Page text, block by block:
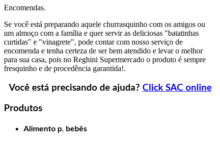
Encomendas.
Se você está preparando aquele churrasquinho com os amigos ou
um almoço com a família e quer servir as deliciosas "batatinhas
curtidas" e "vinagrete", pode contar com nosso serviço de
encomenda e tenha certeza de ser bem atendido e levar o melhor
para sua casa, pois no Reghini Supermercado o produto é sempre
fresquinho e de procedência garantida!.
Você está precisando de ajuda? Click SAC online
Produtos
Alimento p. bebês